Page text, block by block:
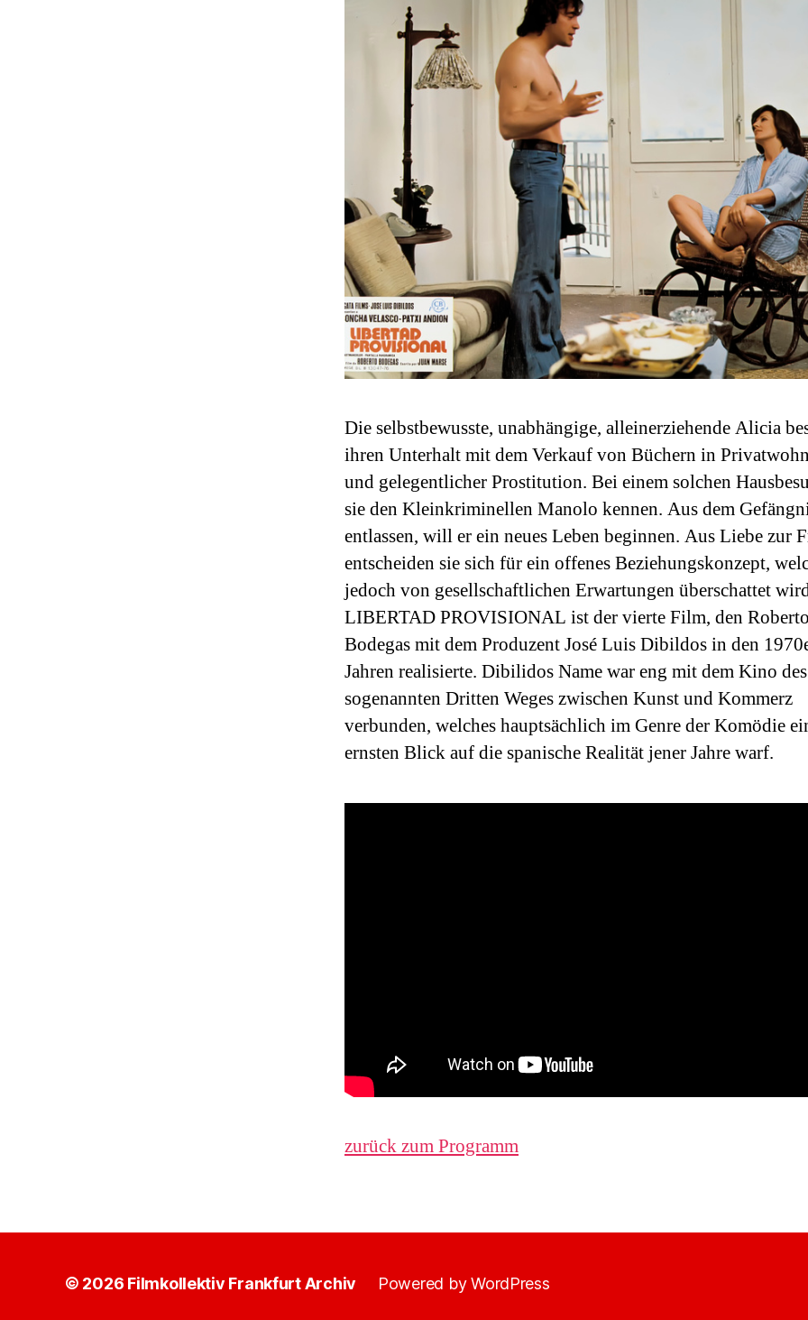
Die selbstbewusste, unabhängige, alleinerziehende Alicia
ihren Unterhalt mit dem Verkauf von Büchern in
und gelegentlicher Prostitution. Bei einem solchen
sie den Kleinkriminellen Manolo kennen. Aus dem
entlassen, will er ein neues Leben beginnen. Aus Liebe zur
entscheiden sie sich für ein offenes Beziehungskonzept,
jedoch von gesellschaftlichen Erwartungen überschattet
LIBERTAD PROVISIONAL ist der vierte Film, den Roberto
Bodegas mit dem Produzent José Luis Dibildos in den
Jahren realisierte. Dibilidos Name war eng mit dem Kino des
sogenannten Dritten Weges zwischen Kunst und Kommerz
verbunden, welches hauptsächlich im Genre der Komödie
ernsten Blick auf die spanische Realität jener Jahre warf.
zurück zum Programm
© 2026 Filmkollektiv Frankfurt Archiv Powered by WordPress